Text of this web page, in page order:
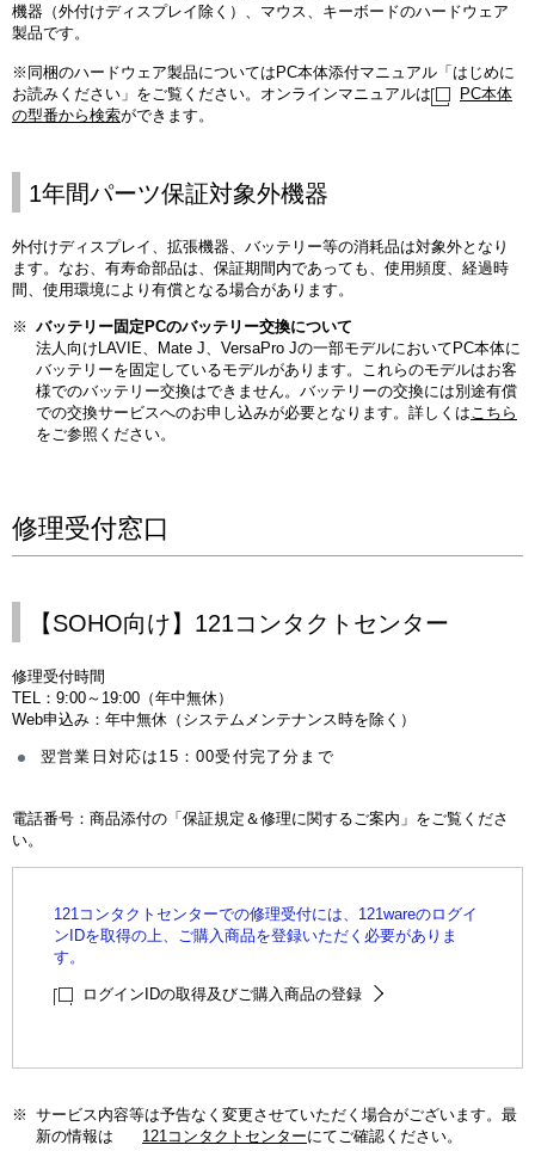
機器（外付けディスプレイ除く）、マウス、キーボードのハードウェア
製品です。
※同梱のハードウェア製品についてはPC本体添付マニュアル「はじめに
お読みください」をご覧ください。オンラインマニュアルは
PC本体
の型番から検索ができます。
1年間パーツ保証対象外機器
外付けディスプレイ、拡張機器、バッテリー等の消耗品は対象外となり
ます。なお、有寿命部品は、保証期間内であっても、使用頻度、経過時
間、使用環境により有償となる場合があります。
※ バッテリー固定PCのバッテリー交換について
法人向けLAVIE、Mate J、VersaPro Jの一部モデルにおいてPC本体に
バッテリーを固定しているモデルがあります。これらのモデルはお客
様でのバッテリー交換はできません。バッテリーの交換には別途有償
での交換サービスへのお申し込みが必要となります。詳しくは こちら
をご参照ください。
修理受付窓口
【SOHO向け】121コンタクトセンター
修理受付時間
TEL：9:00～19:00（年中無休）
Web申込み：年中無休（システムメンテナンス時を除く）
翌営業日対応は15：00受付完了分まで
電話番号：商品添付の「保証規定＆修理に関するご案内」をご覧くださ
い。
121コンタクトセンターでの修理受付には、121wareのログイ
ンIDを取得の上、ご購入商品を登録いただく必要がありま
す。
ログインIDの取得及びご購入商品の登録
※ サービス内容等は予告なく変更させていただく場合がございます。最
新の情報は
121コンタクトセンターにてご確認ください。